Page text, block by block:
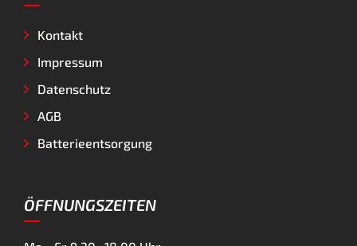
Kontakt
Impressum
Datenschutz
AGB
Batterieentsorgung
ÖFFNUNGSZEITEN